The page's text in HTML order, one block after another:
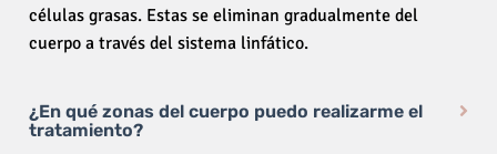
células grasas. Estas se eliminan gradualmente del
cuerpo a través del sistema linfático.
¿En qué zonas del cuerpo puedo realizarme el
tratamiento?